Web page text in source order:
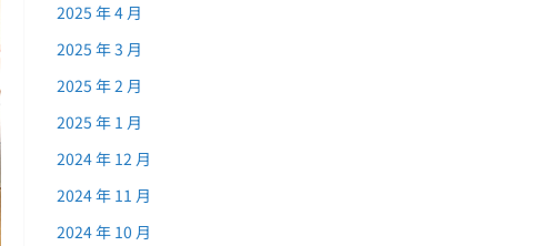
2025 年 4 月
2025 年 3 月
2025 年 2 月
2025 年 1 月
2024 年 12 月
2024 年 11 月
2024 年 10 月